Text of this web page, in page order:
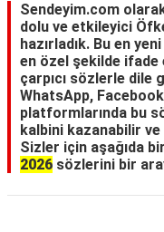
GEZİLECEK
YERLER
BLOG
Sendeyim.com
dolu ve etkileyici
hazırladık. Bu en
en özel şekilde ifade
çarpıcı sözlerle
WhatsApp,
platformlarında bu
kalbini kazanabilir
Sizler için aşağıda
2026 sözlerini bir